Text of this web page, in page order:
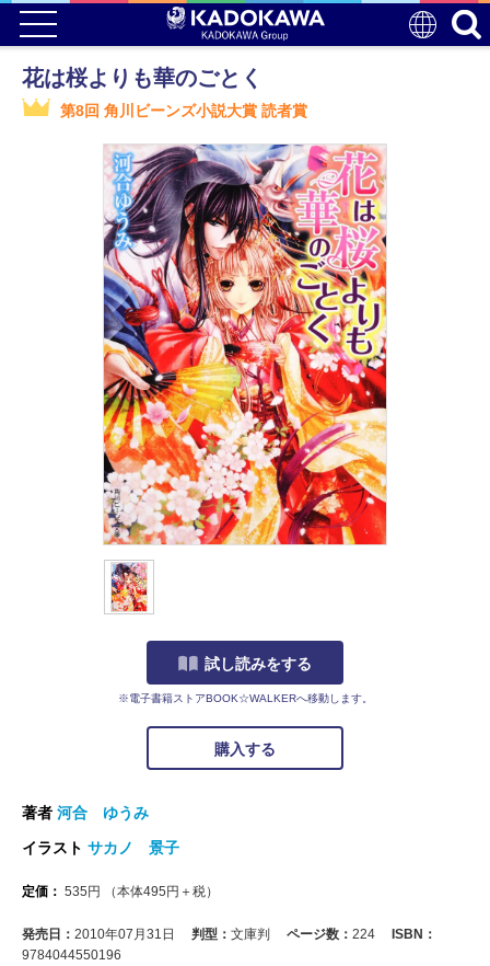
花は桜よりも華のごとく
第8回 角川ビーンズ小説大賞 読者賞
試し読みをする
※電子書籍ストアBOOK☆WALKERへ移動します。
購入する
著者 河合 ゆうみ
イラスト サカノ 景子
定価： 535 円 （本体495 円＋税）
発売日： 2010年07月31日 判型： 文庫判 ページ数： 224
ISBN：
9784044550196